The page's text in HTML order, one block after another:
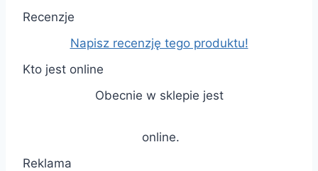
Recenzje
Napisz recenzję tego produktu!
Kto jest online
Obecnie w sklepie jest
online.
Reklama